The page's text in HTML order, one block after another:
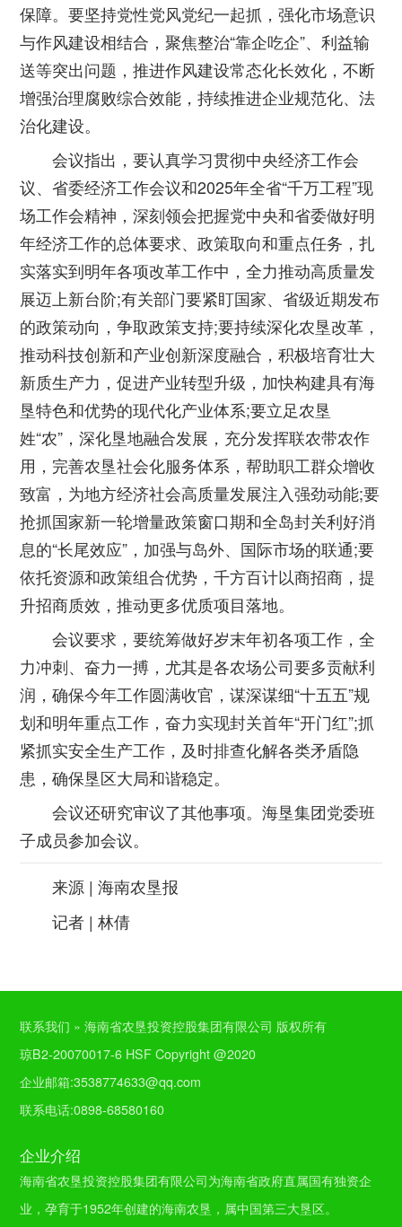
保障。要坚持党性党风党纪一起抓，强化市场意识
与作风建设相结合，聚焦整治“靠企吃企”、利益输
送等突出问题，推进作风建设常态化长效化，不断
增强治理腐败综合效能，持续推进企业规范化、法
治化建设。
会议指出，要认真学习贯彻中央经济工作会
议、省委经济工作会议和2025年全省“千万工程”现
场工作会精神，深刻领会把握党中央和省委做好明
年经济工作的总体要求、政策取向和重点任务，扎
实落实到明年各项改革工作中，全力推动高质量发
展迈上新台阶;有关部门要紧盯国家、省级近期发布
的政策动向，争取政策支持;要持续深化农垦改革，
推动科技创新和产业创新深度融合，积极培育壮大
新质生产力，促进产业转型升级，加快构建具有海
垦特色和优势的现代化产业体系;要立足农垦
姓“农”，深化垦地融合发展，充分发挥联农带农作
用，完善农垦社会化服务体系，帮助职工群众增收
致富，为地方经济社会高质量发展注入强劲动能;要
抢抓国家新一轮增量政策窗口期和全岛封关利好消
息的“长尾效应”，加强与岛外、国际市场的联通;要
依托资源和政策组合优势，千方百计以商招商，提
升招商质效，推动更多优质项目落地。
会议要求，要统筹做好岁末年初各项工作，全
力冲刺、奋力一搏，尤其是各农场公司要多贡献利
润，确保今年工作圆满收官，谋深谋细“十五五”规
划和明年重点工作，奋力实现封关首年“开门红”;抓
紧抓实安全生产工作，及时排查化解各类矛盾隐
患，确保垦区大局和谐稳定。
会议还研究审议了其他事项。海垦集团党委班
子成员参加会议。
来源 | 海南农垦报
记者 | 林倩
联系我们 » 海南省农垦投资控股集团有限公司 版权所有
琼B2-20070017-6 HSF Copyright @2020
企业邮箱:3538774633@qq.com
联系电话:0898-68580160
企业介绍
海南省农垦投资控股集团有限公司为海南省政府直属国有独资企
业，孕育于1952年创建的海南农垦，属中国第三大垦区。